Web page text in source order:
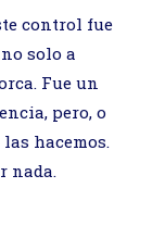
control fue
solo a
Fue un
pero, o
hacemos.
nada.